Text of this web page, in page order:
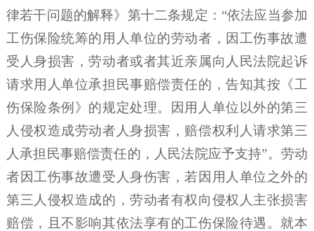
律若干问题的解释》第十二条规定： “依法应当参加
工伤保险统筹的用人单位的劳动者，因工伤事故遭
受人身损害，劳动者或者其近亲属向人民法院起诉
请求用人单位承担民事赔偿责任的，告知其按《工
伤保险条例》的规定处理。因用人单位以外的第三
人侵权造成劳动者人身损害，赔偿权利人请求第三
人承担民事赔偿责任的，人民法院应予支持”。劳动
者因工伤事故遭受人身伤害，若因用人单位之外的
第三人侵权造成的，劳动者有权向侵权人主张损害
赔偿，且不影响其依法享有的工伤保险待遇。就本